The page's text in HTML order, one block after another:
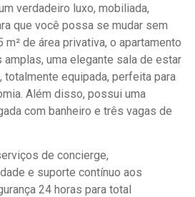
verdadeiro luxo, mobiliada,
que você possa se mudar sem
de área privativa, o apartamento
uma elegante sala de estar
totalmente equipada, perfeita para
Além disso, possui uma
com banheiro e três vagas de
de concierge,
e suporte contínuo aos
24 horas para total